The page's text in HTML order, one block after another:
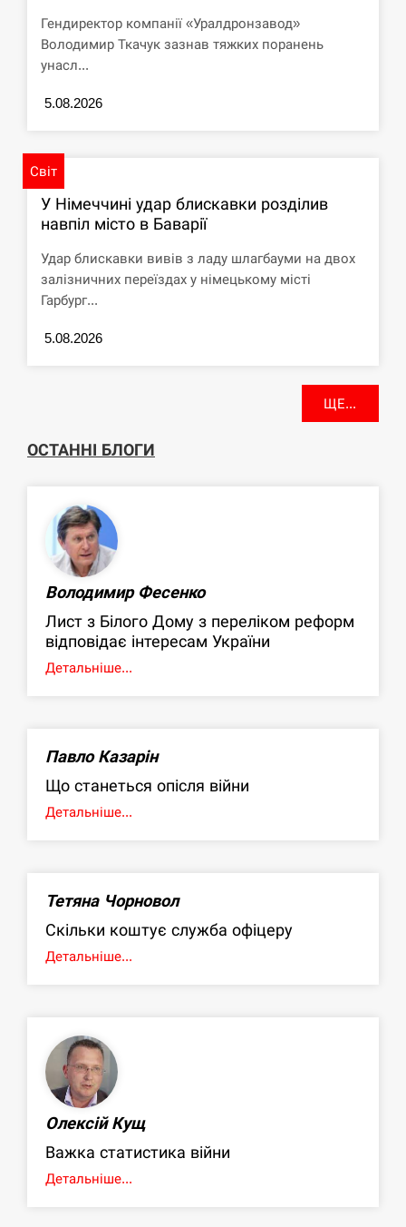
Гендиректор компанії «Уралдронзавод»
Володимир Ткачук зазнав тяжких поранень
унасл...
5.08.2026
Світ
У Німеччині удар блискавки розділив
навпіл місто в Баварії
Удар блискавки вивів з ладу шлагбауми на двох
залізничних переїздах у німецькому місті
Гарбург...
5.08.2026
ЩЕ...
ОСТАННІ БЛОГИ
Володимир Фесенко
Лист з Білого Дому з переліком реформ
відповідає інтересам України
Детальніше...
Павло Казарін
Що станеться опісля війни
Детальніше...
Тетяна Чорновол
Скільки коштує служба офіцеру
Детальніше...
Олексій Кущ
Важка статистика війни
Детальніше...